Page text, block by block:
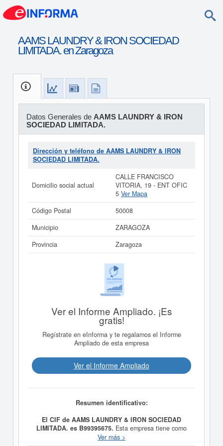
AAMS LAUNDRY & IRON SOCIEDAD
LIMITADA. en Zaragoza
Datos Generales de AAMS LAUNDRY & IRON
SOCIEDAD LIMITADA.
Dirección y teléfono de AAMS LAUNDRY & IRON
SOCIEDAD LIMITADA.
Domicilio social actual
CALLE FRANCISCO
VITORIA, 19 - ENT OFIC
5 Ver Mapa
Código Postal
50008
Municipio
ZARAGOZA
Provincia
Zaragoza
Ver el Informe Ampliado. ¡Es
gratis!
Regístrate en eInforma y te regalamos el Informe
Ampliado de esta empresa
Ver el Informe Ampliado
Resumen identificativo:
El CIF de AAMS LAUNDRY & IRON SOCIEDAD
LIMITADA. es B99395675. Esta empresa tiene como
propósito Lavandería y planchado de ropa en régimen
Ver más >